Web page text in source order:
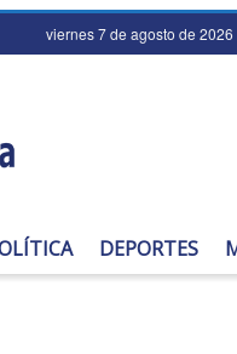
viernes 7 de agosto de
DEPORTES